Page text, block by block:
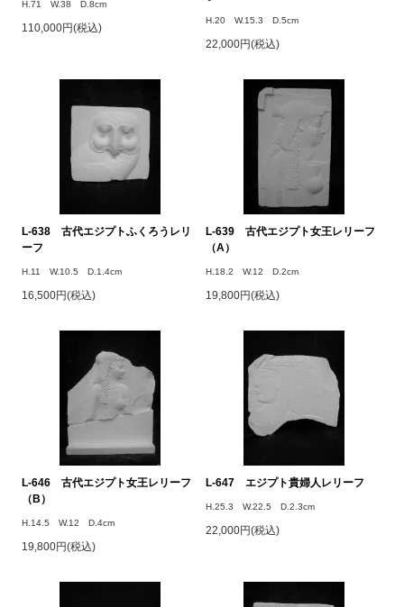
H.71 W.38 D.8cm
110,000円(税込)
H.20 W.15.3 D.5cm
22,000円(税込)
L-638 古代エジプトふくろうレリ
ーフ
H.11 W.10.5 D.1.4cm
16,500円(税込)
L-639 古代エジプト女王レリーフ
（A）
H.18.2 W.12 D.2cm
19,800円(税込)
L-646 古代エジプト女王レリーフ
（B）
H.14.5 W.12 D.4cm
19,800円(税込)
L-647 エジプト貴婦人レリーフ
H.25.3 W.22.5 D.2.3cm
22,000円(税込)